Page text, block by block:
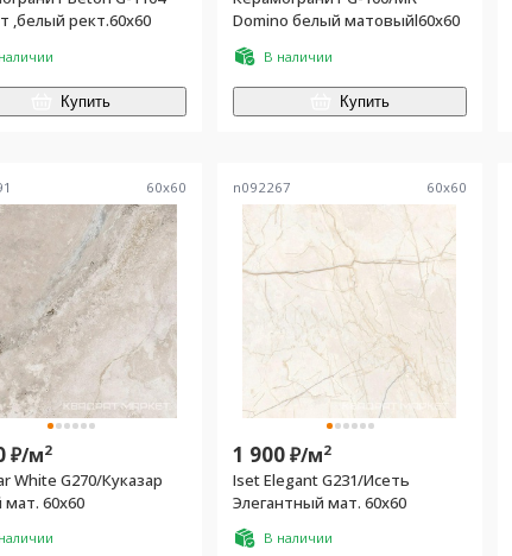
,белый рект.60x60
Купить
Domino белый матовыйl60x60
В наличии
Купить
60x60
₽/м2
White G270/Куказар
60x60
n092267 60x60
1 900₽/м2
Iset Elegant G231/Исеть
Элегантный мат. 60x60
В наличии